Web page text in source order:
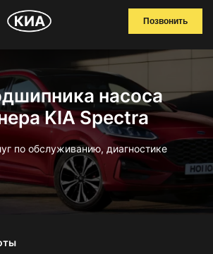
Позвонить
насоса
KIA Spectra
по обслуживанию, диагностике